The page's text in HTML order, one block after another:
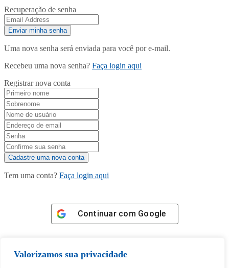
Valorizamos sua privacidade
Recuperação de senha
Uma nova senha será enviada para você por e-mail.
Recebeu uma nova senha? Faça login aqui
Registrar nova conta
Tem uma conta? Faça login aqui
Continuar com Google